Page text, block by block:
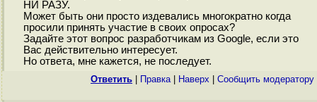
НИ РАЗУ.
Может быть они просто издевались многократно когда
просили принять участие в своих опросах?
Задайте этот вопрос разработчикам из Google, если это
Вас действительно интересует.
Но ответа, мне кажется, не последует.
Ответить Правка| Наверх Cообщить модератору